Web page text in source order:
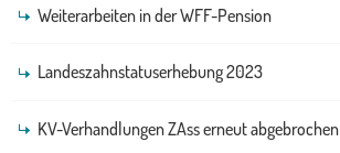
Weiterarbeiten in der WFF-Pension
Landeszahnstatuserhebung 2023
KV-Verhandlungen ZAss erneut abgebrochen